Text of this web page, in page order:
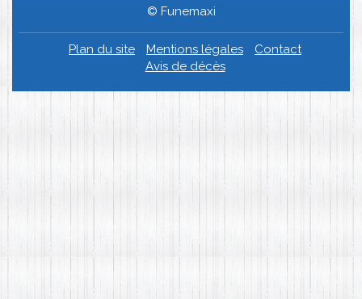
© Funemaxi
Plan du site Mentions légales
Contact
Avis de décès